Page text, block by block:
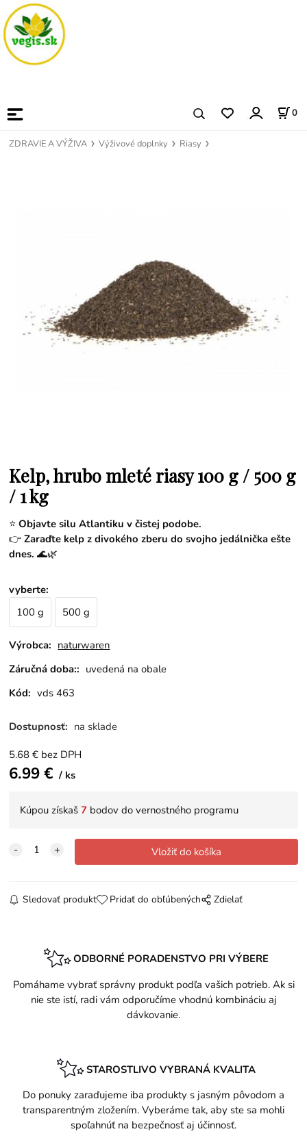
0
ZDRAVIE A VÝŽIVA Výživové doplnky Riasy
Kelp, hrubo mleté riasy 100 g / 500 g
/ 1 kg
⭐Objavte silu Atlantiku v čistej podobe.
👉Zaraďte kelp z divokého zberu do svojho jedálnička ešte
dnes. 🌊🌿
vyberte:
100 g
500 g
Výrobca: naturwaren
Záručná doba:: uvedená na obale
Kód: vds 463
Dostupnosť: na sklade
5.68 € bez DPH
6.99€ ks
Kúpou získaš7 bodov do vernostného programu
Sledovať produkt Pridať do obľúbených Zdielať
ODBORNÉ PORADENSTVO PRI VÝBERE
Pomáhame vybrať správny produkt podľa vašich potrieb. Ak si
nie ste istí, radi vám odporučíme vhodnú kombináciu aj
dávkovanie.
STAROSTLIVO VYBRANÁ KVALITA
Do ponuky zaraďujeme iba produkty s jasným pôvodom a
transparentným zložením. Vyberáme tak, aby ste sa mohli
spoľahnúť na bezpečnosť aj účinnosť.